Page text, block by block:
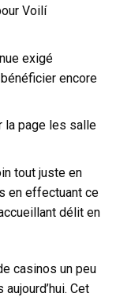
Voilí
exigé
encore
la page les salle
tout juste en
en effectuant ce
délit en
casinos un peu
Cet